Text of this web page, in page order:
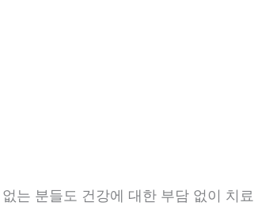
는 분들도 건강에 대한 부담 없이 치